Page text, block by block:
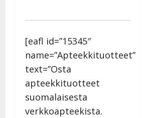
[eafl id=”15345″
name=”Apteekkituotteet”
text=”Osta
apteekkituotteet
suomalaisesta
verkkoapteekista.